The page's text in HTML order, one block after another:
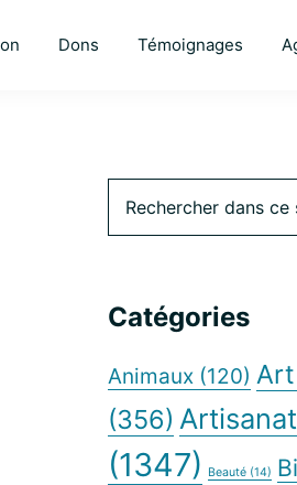
Dons Témoignages
Barre
dans
Catégories
Animaux (120)
(356) Artisanat
(1347)
Beauté (14)